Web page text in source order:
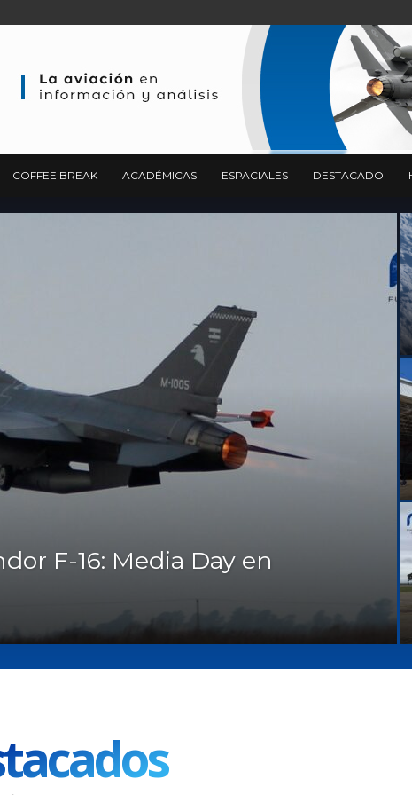
COFFEE BREAK ACADÉMICAS ESPACIALES DESTACADO
F-16: Media Day en